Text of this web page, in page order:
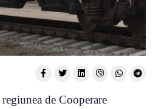
de Cooperare